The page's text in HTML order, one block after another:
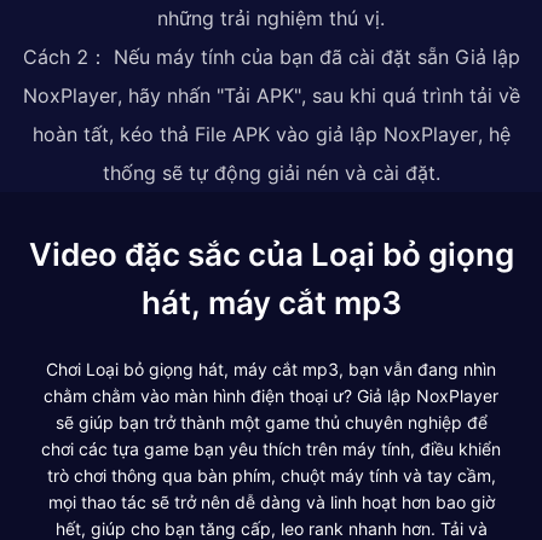
những trải nghiệm thú vị.
Cách 2： Nếu máy tính của bạn đã cài đặt sẵn Giả lập
NoxPlayer, hãy nhấn "Tải APK", sau khi quá trình tải về
hoàn tất, kéo thả File APK vào giả lập NoxPlayer, hệ
thống sẽ tự động giải nén và cài đặt.
Video đặc sắc của Loại bỏ giọng
hát, máy cắt mp3
Chơi Loại bỏ giọng hát, máy cắt mp3, bạn vẫn đang nhìn
chằm chằm vào màn hình điện thoại ư? Giả lập NoxPlayer
sẽ giúp bạn trở thành một game thủ chuyên nghiệp để
chơi các tựa game bạn yêu thích trên máy tính, điều khiển
trò chơi thông qua bàn phím, chuột máy tính và tay cầm,
mọi thao tác sẽ trở nên dễ dàng và linh hoạt hơn bao giờ
hết, giúp cho bạn tăng cấp, leo rank nhanh hơn. Tải và